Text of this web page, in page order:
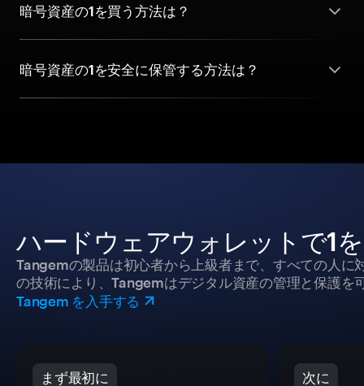
暗号資産の1を買う方法は？
暗号資産の1を安全に保管する方法は？
ハードウェアウォレットで1
Tangemの製品は初心者から上級者まで、すべての人に
の技術により、Tangemはデジタル資産の管理と保護を
Tangem を入手する
まず最初に 次に